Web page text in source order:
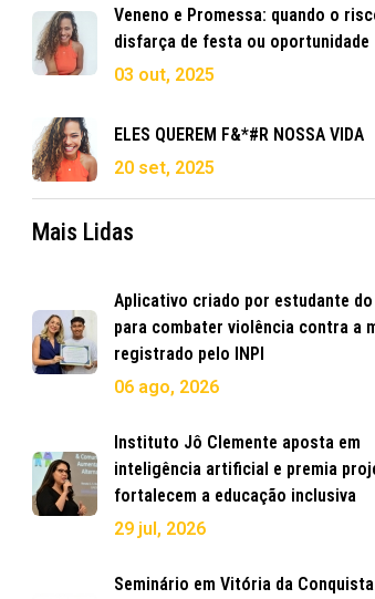
Veneno e Promessa: quando o
disfarça de festa ou oportunidade
03 out, 2025
ELES QUEREM F&*#R NOSSA VIDA
20 set, 2025
Mais Lidas
Aplicativo criado por estudante do
para combater violência contra a
registrado pelo INPI
06 ago, 2026
Instituto Jô Clemente aposta em
inteligência artificial e premia
fortalecem a educação inclusiva
29 jul, 2026
Seminário em Vitória da Conquista